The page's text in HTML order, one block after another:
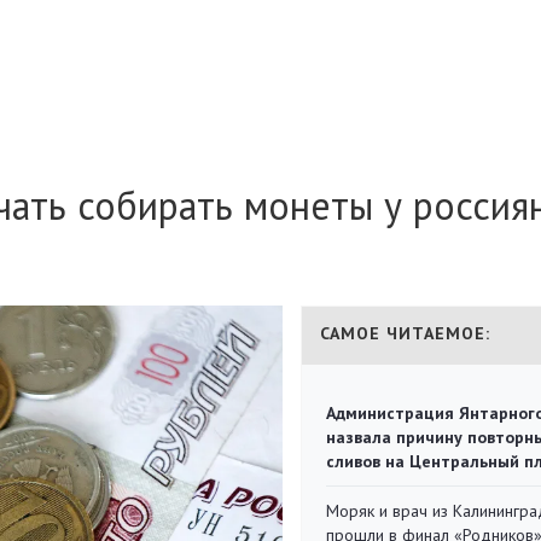
собирать монеты у
САМОЕ ЧИТАЕМОЕ:
Администрация
назвала причину
сливов на Центральный
Моряк и врач из
прошли в финал «Родников»